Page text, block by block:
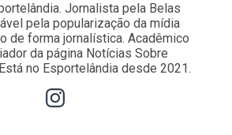
Jornalista pela Belas
pela popularização da mídia
de forma jornalística. Acadêmico
da página Notícias Sobre
no Esportelândia desde 2021.